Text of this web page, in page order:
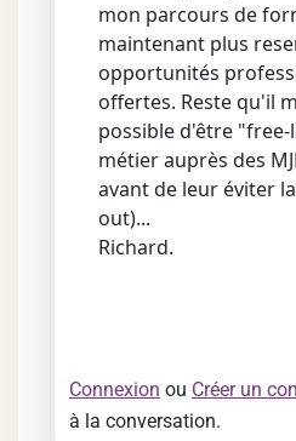
mon parcours de
maintenant plus
opportunités
offertes. Reste qu'il
possible d'être "free-
métier auprès des
avant de leur éviter
out)...
Richard.
Connexion ou Créer un
à la conversation.